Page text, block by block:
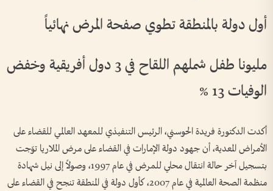
أول دولة بالمنطقة تطوي صفحة المرض نهائياً
مليونا طفل شملهم اللقاح في 3 دول أفريقية وخفض
الوفيات 13 %
أكدت الدكتورة فريدة الحوسني، الرئيس التنفيذي للمعهد العالمي للقضاء على
الأمراض المعدية، أن جهود دولة الإمارات في القضاء على مرض الملاريا توّجت
بتسجيل آخر حالة انتقال محلي للمرض في عام 1997، وصولاً إلى نيل شهادة
منظمة الصحة العالمية في عام 2007، كأول دولة في المنطقة تنجح في القضاء على